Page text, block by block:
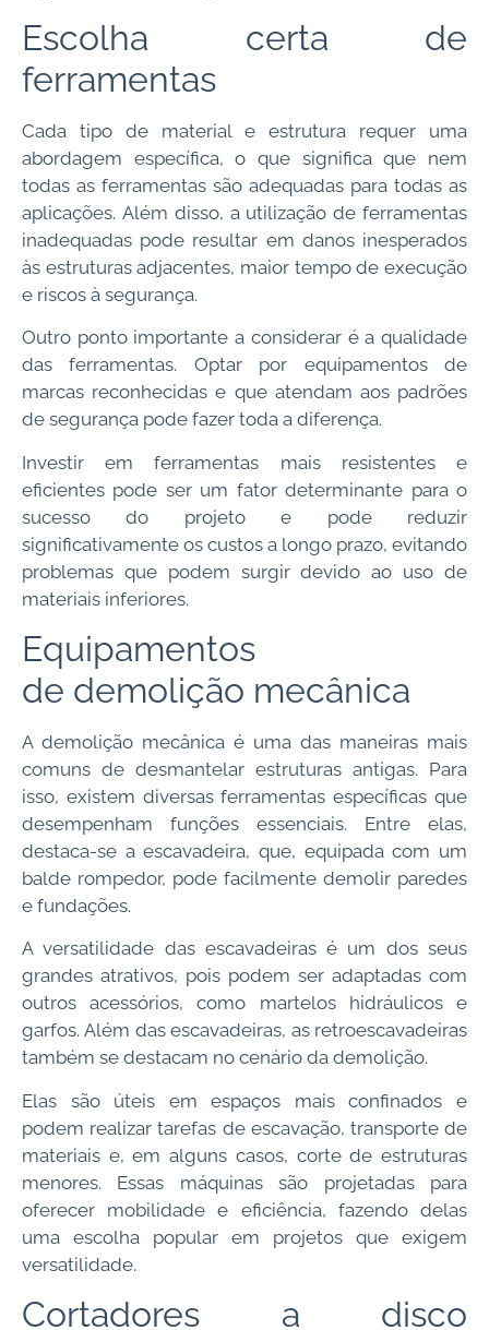
Escolha certa de
ferramentas
Cada tipo de material e estrutura requer uma
abordagem específica, o que significa que nem
todas as ferramentas são adequadas para todas as
aplicações. Além disso, a utilização de ferramentas
inadequadas pode resultar em danos inesperados
às estruturas adjacentes, maior tempo de execução
e riscos à segurança.
Outro ponto importante a considerar é a qualidade
das ferramentas. Optar por equipamentos de
marcas reconhecidas e que atendam aos padrões
de segurança pode fazer toda a diferença.
Investir em ferramentas mais resistentes e
eficientes pode ser um fator determinante para o
sucesso do projeto e pode reduzir
significativamente os custos a longo prazo, evitando
problemas que podem surgir devido ao uso de
materiais inferiores.
Equipamentos
de demolição mecânica
A demolição mecânica é uma das maneiras mais
comuns de desmantelar estruturas antigas. Para
isso, existem diversas ferramentas específicas que
desempenham funções essenciais. Entre elas,
destaca-se a escavadeira, que, equipada com um
balde rompedor, pode facilmente demolir paredes
e fundações.
A versatilidade das escavadeiras é um dos seus
grandes atrativos, pois podem ser adaptadas com
outros acessórios, como martelos hidráulicos e
garfos. Além das escavadeiras, as retroescavadeiras
também se destacam no cenário da demolição.
Elas são úteis em espaços mais confinados e
podem realizar tarefas de escavação, transporte de
materiais e, em alguns casos, corte de estruturas
menores. Essas máquinas são projetadas para
oferecer mobilidade e eficiência, fazendo delas
uma escolha popular em projetos que exigem
versatilidade.
Cortadores a disco